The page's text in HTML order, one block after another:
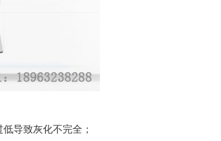
导致灰化不完全；